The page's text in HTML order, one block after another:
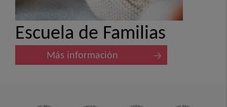
Escuela de Familias
Más información